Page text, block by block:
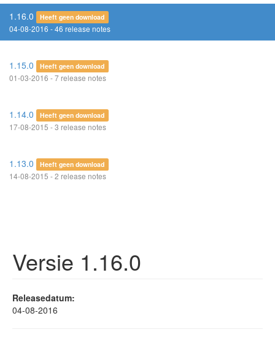
1.16.0 Heeft geen download
04-08-2016 - 46 release notes
1.15.0 Heeft geen download
01-03-2016 - 7 release notes
1.14.0 Heeft geen download
17-08-2015 - 3 release notes
1.13.0 Heeft geen download
14-08-2015 - 2 release notes
Versie 1.16.0
Releasedatum:
04-08-2016